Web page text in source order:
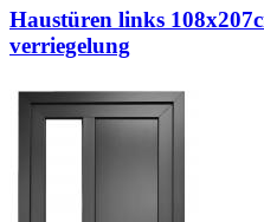
Haustüren links
verriegelung